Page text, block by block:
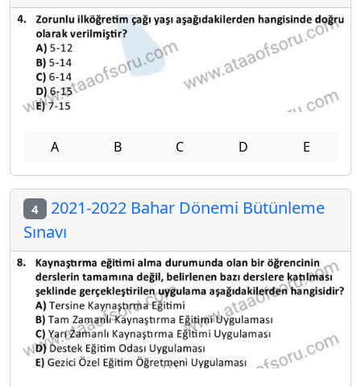
A B C D E
4 2021-2022 Bahar Dönemi Bütünleme
Sınavı